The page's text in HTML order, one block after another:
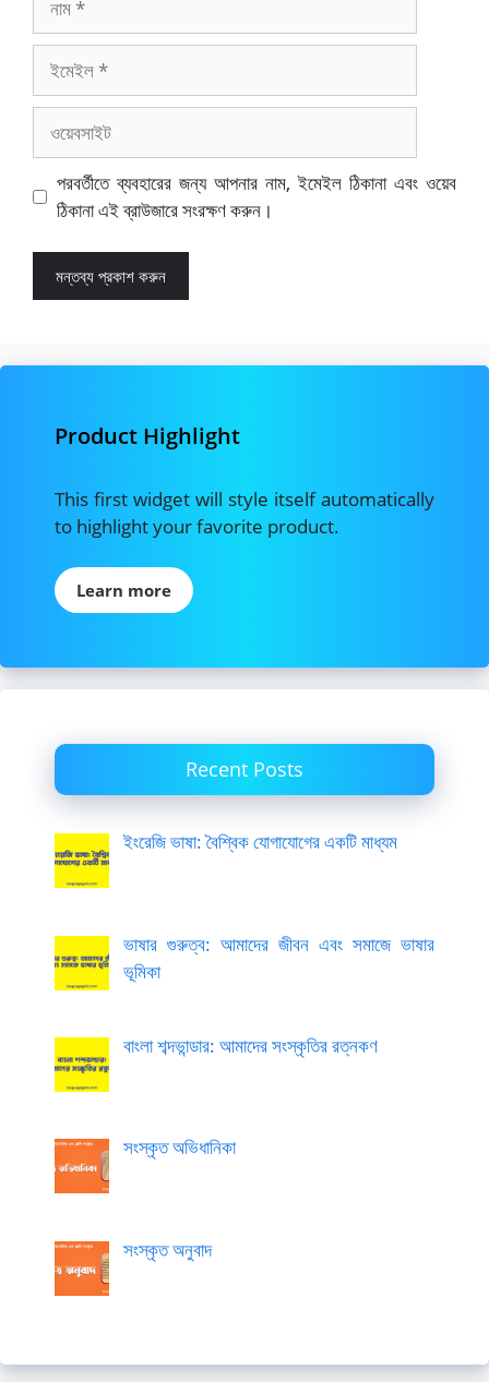
ইমেইল
পরবর্তীতে ব্যবহারের জন্য আপনার নাম, ইমেইল ঠিকানা এবং ওয়েব
ঠিকানা এই ব্রাউজারে সংরক্ষণ করুন।
Product Highlight
This first widget will style itself automatically
to highlight your favorite product.
Learn more
Recent Posts
ইংরেজি ভাষা: বৈশ্বিক যোগাযোগের একটি মাধ্যম
ভাষার গুরুত্ব: আমাদের জীবন এবং সমাজে ভাষার
ভূমিকা
বাংলা শব্দভান্ডার: আমাদের সংস্কৃতির রত্নকণ
সংস্কৃত অভিধানিকা
সংস্কৃত অনুবাদ